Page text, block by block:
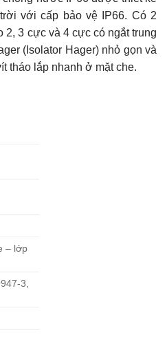
với cấp bảo vệ IP66. Có 2
2, 3 cực và 4 cực có ngắt trung
(Isolator Hager) nhỏ gọn và
tháo lắp nhanh ở mặt che.
– lớp
3,